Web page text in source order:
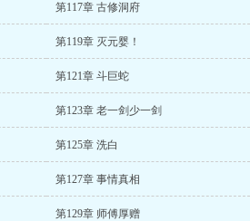
第117章 古修洞府
第119章 灭元婴！
第121章 斗巨蛇
第123章 老一剑少一剑
第125章 洗白
第127章 事情真相
第129章 师傅厚赠